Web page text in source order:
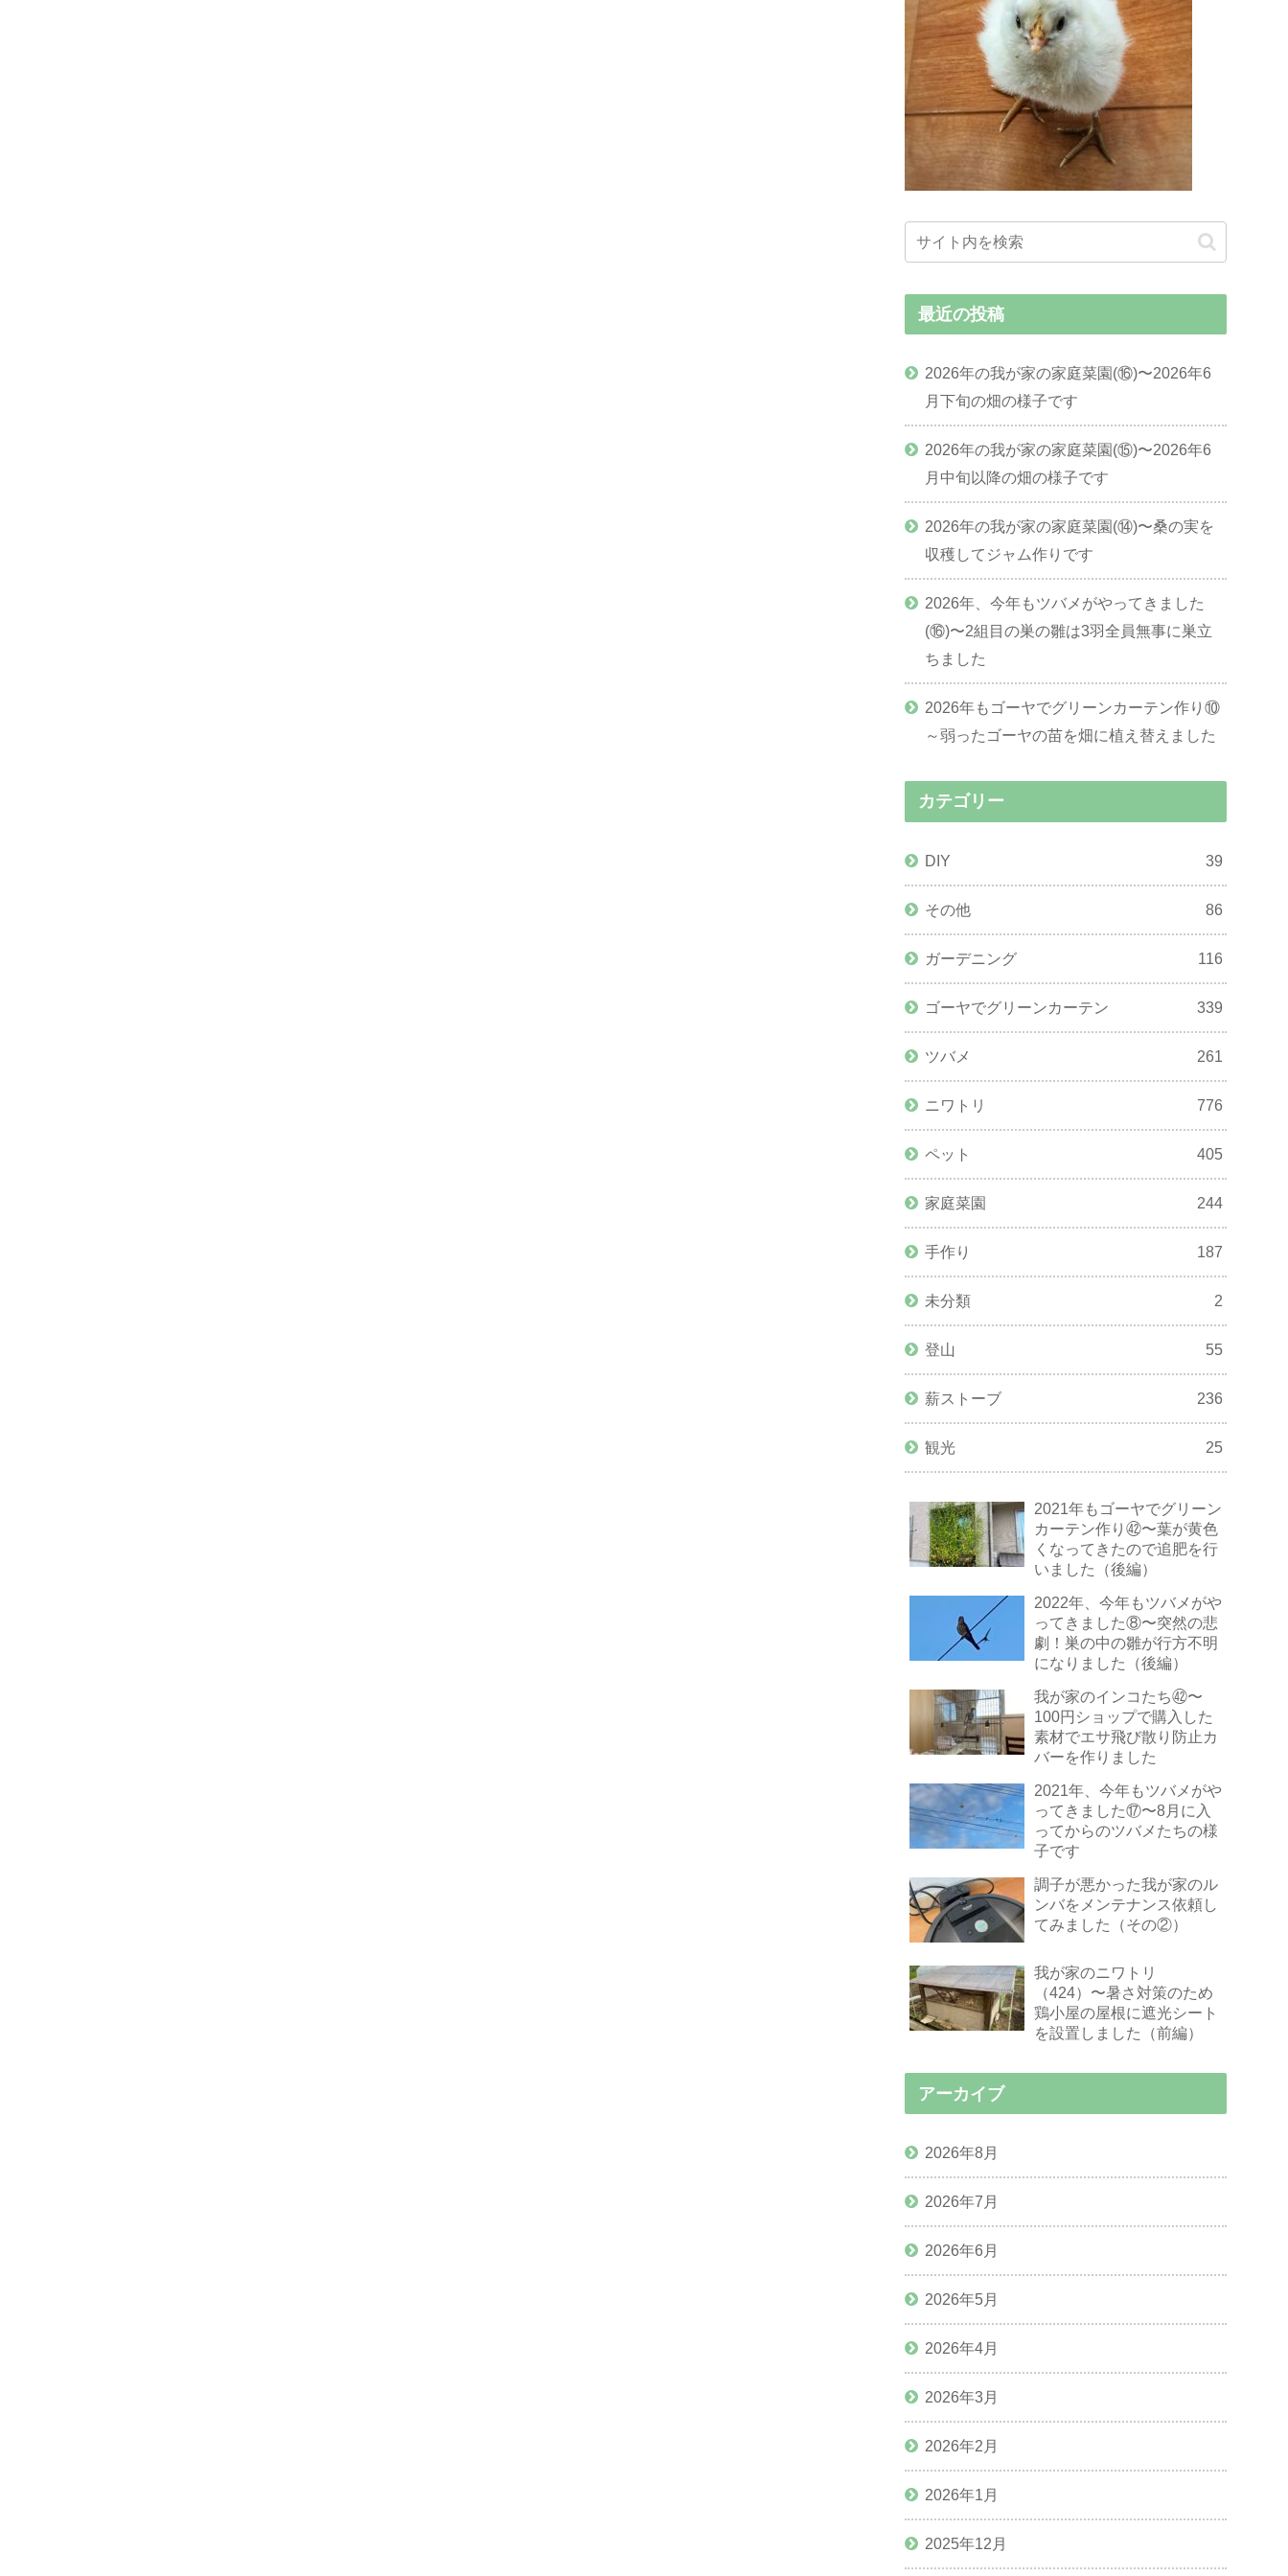
最近の投稿
2026年の我が家の家庭菜園(⑯)〜2026年6
月下旬の畑の様子です
2026年の我が家の家庭菜園(⑮)〜2026年6
月中旬以降の畑の様子です
2026年の我が家の家庭菜園(⑭)〜桑の実を
収穫してジャム作りです
2026年、今年もツバメがやってきました
(⑯)〜2組目の巣の雛は3羽全員無事に巣立
ちました
2026年もゴーヤでグリーンカーテン作り⑩
～弱ったゴーヤの苗を畑に植え替えました
カテゴリー
DIY 39
その他 86
ガーデニング 116
ゴーヤでグリーンカーテン 339
ツバメ 261
ニワトリ 776
ペット 405
家庭菜園 244
手作り 187
未分類 2
登山 55
薪ストーブ 236
観光 25
2021年もゴーヤでグリーン
カーテン作り㊷〜葉が黄色
くなってきたので追肥を行
いました（後編）
2022年、今年もツバメがや
ってきました⑧〜突然の悲
劇！巣の中の雛が行方不明
になりました（後編）
我が家のインコたち㊷〜
100円ショップで購入した
素材でエサ飛び散り防止カ
バーを作りました
2021年、今年もツバメがや
ってきました⑰〜8月に入
ってからのツバメたちの様
子です
調子が悪かった我が家のル
ンバをメンテナンス依頼し
てみました（その②）
我が家のニワトリ
（424）〜暑さ対策のため
鶏小屋の屋根に遮光シート
を設置しました（前編）
アーカイブ
2026年8月
2026年7月
2026年6月
2026年5月
2026年4月
2026年3月
2026年2月
2026年1月
2025年12月